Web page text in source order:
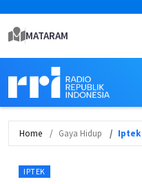
MATARAM
Home Gaya Hidup Iptek
IPTEK